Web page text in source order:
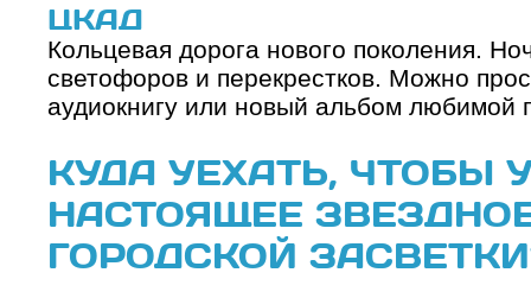
ЦКАД
Кольцевая дорога нового поколения.
светофоров и перекрестков. Можно
аудиокнигу или новый альбом любимой
КУДА УЕХАТЬ, ЧТОБЫ
НАСТОЯЩЕЕ
ГОРОДСКОЙ